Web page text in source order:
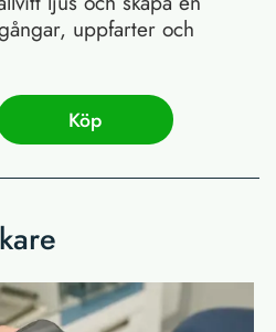
uppfarter och
Köp